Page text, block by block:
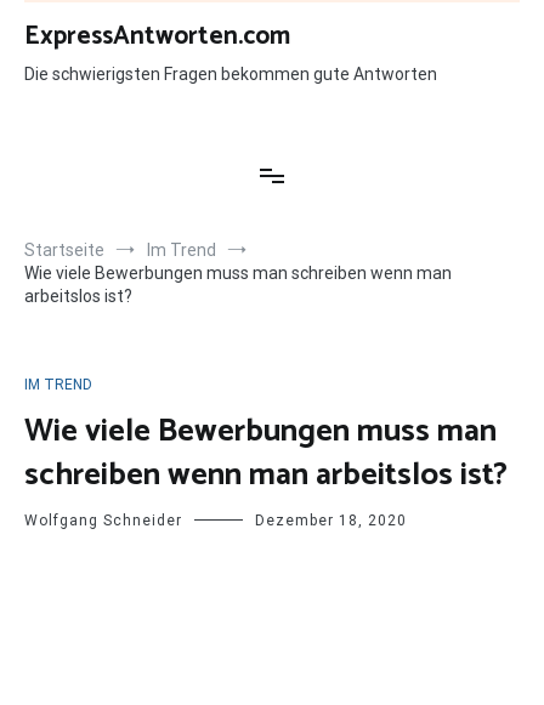
Zum
Inhalt
springen
ExpressAntworten.com
Die schwierigsten Fragen bekommen gute Antworten
Startseite
Im Trend
Wie viele Bewerbungen muss man schreiben wenn man
arbeitslos ist?
IM TREND
Wie viele Bewerbungen muss man
schreiben wenn man arbeitslos ist?
Wolfgang Schneider Dezember 18, 2020